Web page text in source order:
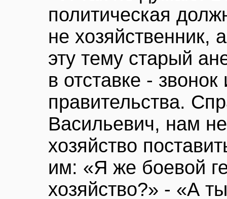
политическая
не хозяйственник,
эту тему старый
в отставке -
правительства.
Васильевич, нам
хозяйство
им: «Я же боевой
хозяйство?» - «А